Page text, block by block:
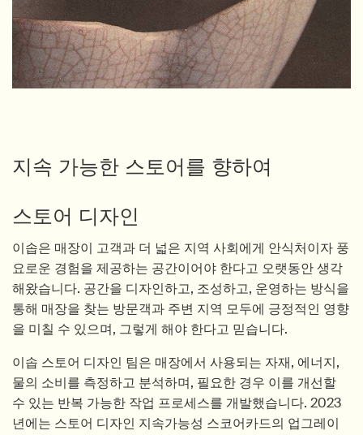
지속 가능한 스토어를 향하여
스토어 디자인
이솝은 매장이 고객과 더 넓은 지역 사회에게 안식처이자 풍
요로운 경험을 제공하는 공간이어야 한다고 오랫동안 생각
해왔습니다. 공간을 디자인하고, 조성하고, 운영하는 방식을
통해 매장을 찾는 방문객과 주변 지역 모두에 긍정적인 영향
을 미칠 수 있으며, 그렇게 해야 한다고 믿습니다.
이솝 스토어 디자인 팀은 매장에서 사용되는 자재, 에너지,
물의 소비를 측정하고 분석하며, 필요한 경우 이를 개선할
수 있는 반복 가능한 작업 프로세스를 개발했습니다. 2023
년에는 스토어 디자인 지속가능성 스코어카드의 업그레이